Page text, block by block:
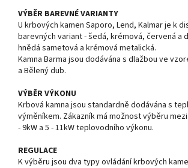
VÝBĚR BAREVNÉ VARIANTY
U krbových kamen Saporo, Lend, Kalmar je k
barevných variant - šedá, krémová, červená a
hnědá sametová a krémová metalická.
Kamna Barma jsou dodávána s dlažbou ve
a Bělený dub.
VÝBĚR VÝKONU
Krbová kamna jsou standardně dodávána s
výměníkem. Zákazník má možnost výběru
- 9kW a 5 - 11kW teplovodního výkonu.
REGULACE
K výběru jsou dva typy ovládání krbových